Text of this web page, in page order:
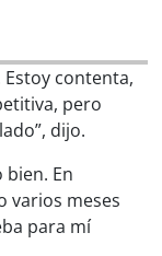
Estoy contenta,
pero
dijo.
bien. En
varios meses
para mí